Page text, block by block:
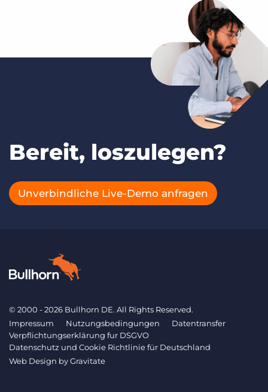
Bereit, loszulegen?
Unverbindliche Live-Demo anfragen
© 2000 - 2026 Bullhorn DE. All Rights Reserved.
Impressum
Nutzungsbedingungen
Datentransfer
Verpflichtungserklärung fur DSGVO
Datenschutz und Cookie Richtlinie für Deutschland
Web Design byGravitate